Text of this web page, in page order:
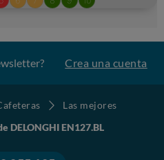
Crea una cuenta
Las mejores
DELONGHI EN127.BL